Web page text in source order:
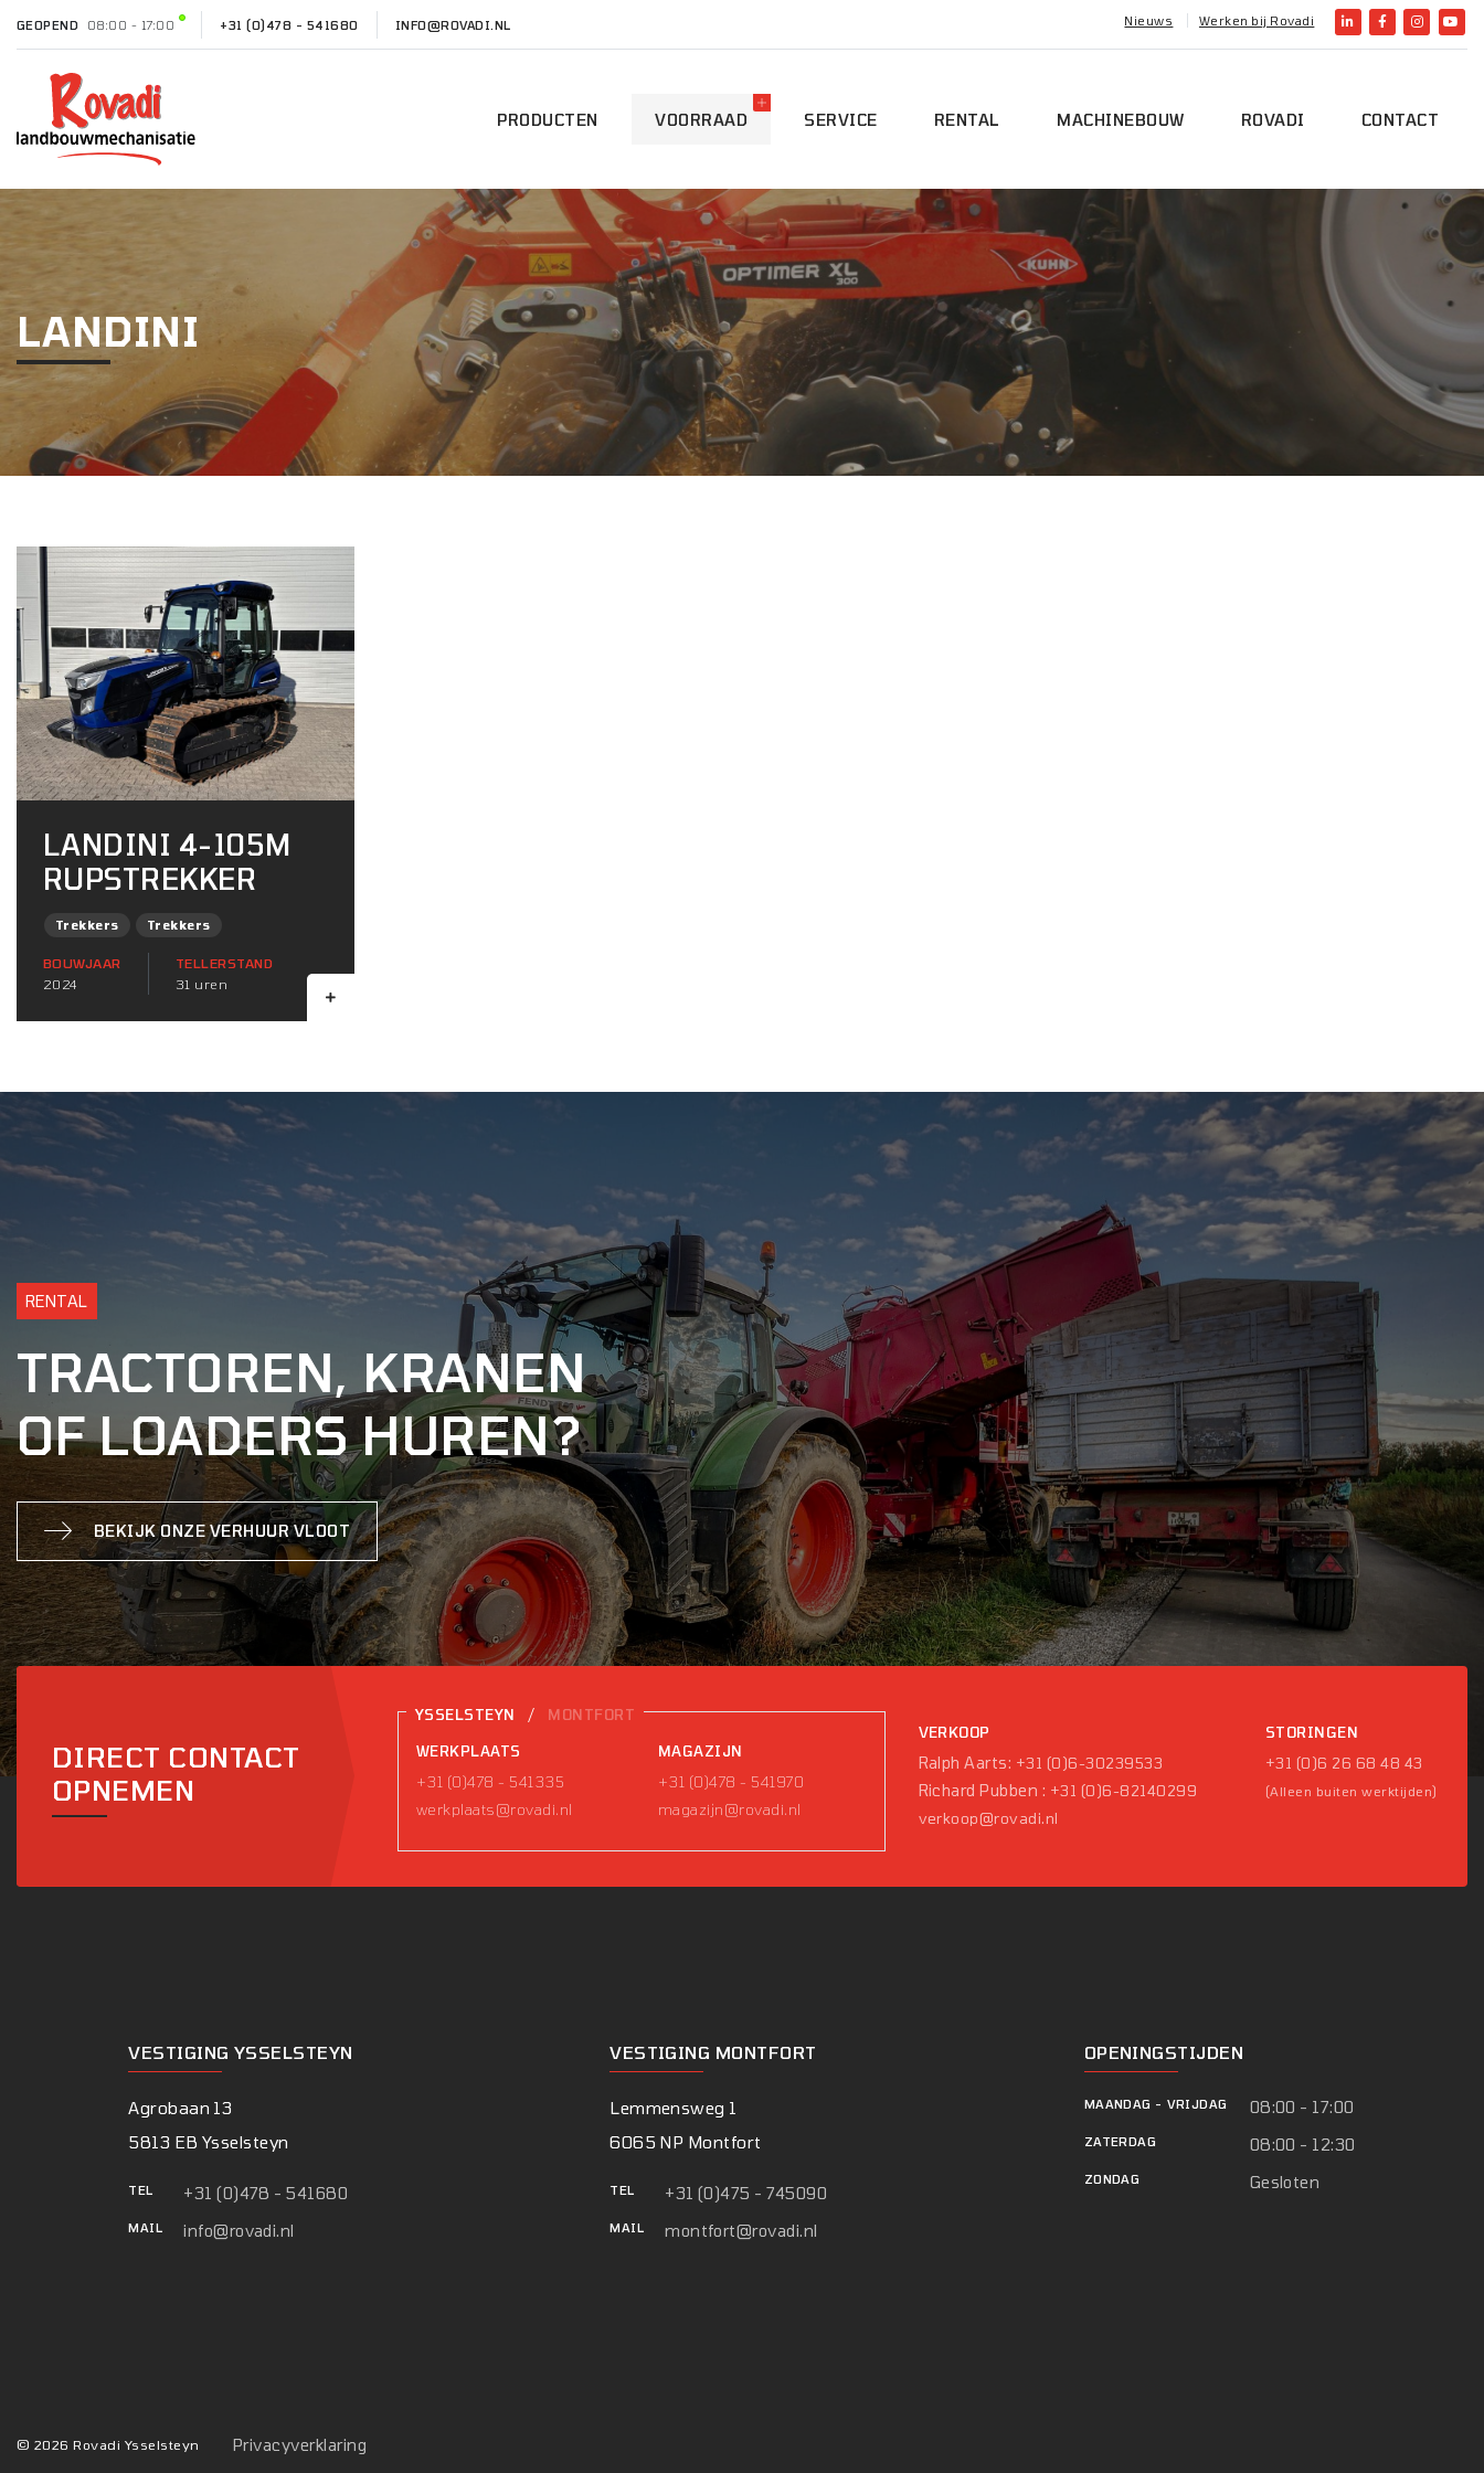
GEOPEND 08:00 - 17:00 +31 (0)478 - 541680 INFO@ROVADI.NL Nieuws Werken bij Rovadi
PRODUCTEN VOORRAAD SERVICE RENTAL MACHINEBOUW ROVADI CONTACT
LANDINI
LANDINI 4-105M
RUPSTREKKER
Trekkers Trekkers
BOUWJAAR
2024
TELLERSTAND
31 uren
RENTAL
TRACTOREN, KRANEN
OF LOADERS HUREN?
BEKIJK ONZE VERHUUR VLOOT
DIRECT CONTACT
OPNEMEN
YSSELSTEYN / MONTFORT
WERKPLAATS
+31 (0)478 - 541335
werkplaats@rovadi.nl
MAGAZIJN
+31 (0)478 - 541970
magazijn@rovadi.nl
VERKOOP
Ralph Aarts: +31 (0)6-30239533
Richard Pubben : +31 (0)6-82140299
verkoop@rovadi.nl
STORINGEN
+31 (0)6 26 68 48 43
(Alleen buiten werktijden)
VESTIGING YSSELSTEYN
Agrobaan 13
5813 EB Ysselsteyn
TEL +31 (0)478 - 541680
MAIL info@rovadi.nl
VESTIGING MONTFORT
Lemmensweg 1
6065 NP Montfort
TEL +31 (0)475 - 745090
MAIL montfort@rovadi.nl
OPENINGSTIJDEN
MAANDAG - VRIJDAG 08:00 - 17:00
ZATERDAG 08:00 - 12:30
ZONDAG Gesloten
© 2026 Rovadi Ysselsteyn Privacyverklaring